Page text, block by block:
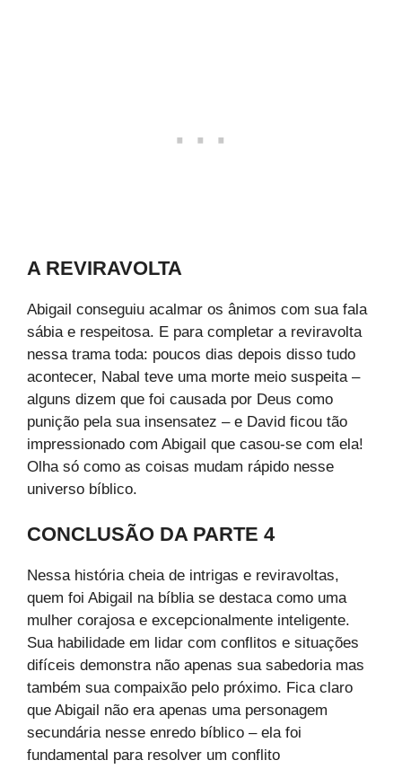
A REVIRAVOLTA
Abigail conseguiu acalmar os ânimos com sua fala
sábia e respeitosa. E para completar a reviravolta
nessa trama toda: poucos dias depois disso tudo
acontecer, Nabal teve uma morte meio suspeita –
alguns dizem que foi causada por Deus como
punição pela sua insensatez – e David ficou tão
impressionado com Abigail que casou-se com ela!
Olha só como as coisas mudam rápido nesse
universo bíblico.
CONCLUSÃO DA PARTE 4
Nessa história cheia de intrigas e reviravoltas,
quem foi Abigail na bíblia se destaca como uma
mulher corajosa e excepcionalmente inteligente.
Sua habilidade em lidar com conflitos e situações
difíceis demonstra não apenas sua sabedoria mas
também sua compaixão pelo próximo. Fica claro
que Abigail não era apenas uma personagem
secundária nesse enredo bíblico – ela foi
fundamental para resolver um conflito